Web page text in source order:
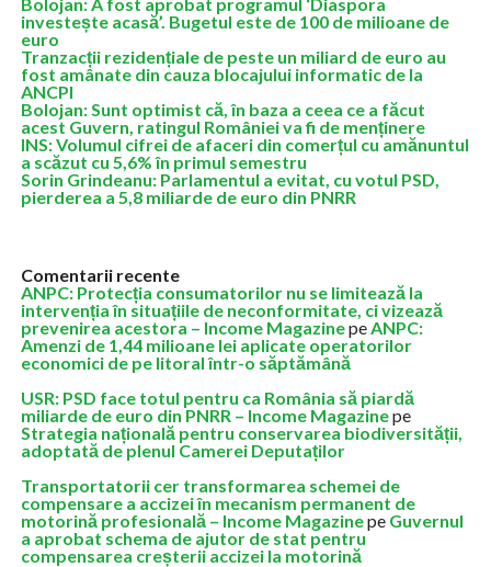
investește acasă’. Bugetul este de 100 de milioane de
euro
Tranzacții rezidențiale de peste un miliard de euro au
fost amânate din cauza blocajului informatic de la
ANCPI
Bolojan: Sunt optimist că, în baza a ceea ce a făcut
acest Guvern, ratingul României va fi de menținere
INS: Volumul cifrei de afaceri din comerțul cu amănuntul
a scăzut cu 5,6% în primul semestru
Sorin Grindeanu: Parlamentul a evitat, cu votul PSD,
pierderea a 5,8 miliarde de euro din PNRR
Comentarii recente
ANPC: Protecția consumatorilor nu se limitează la
intervenția în situațiile de neconformitate, ci vizează
prevenirea acestora – Income MagazinepeANPC:
Amenzi de 1,44 milioane lei aplicate operatorilor
economici de pe litoral într-o săptămână
USR: PSD face totul pentru ca România să piardă
miliarde de euro din PNRR – Income Magazinepe
Strategia națională pentru conservarea biodiversității,
adoptată de plenul Camerei Deputaților
Transportatorii cer transformarea schemei de
compensare a accizei în mecanism permanent de
motorină profesională – Income Magazinepe Guvernul
a aprobat schema de ajutor de stat pentru
compensarea creșterii accizei la motorină